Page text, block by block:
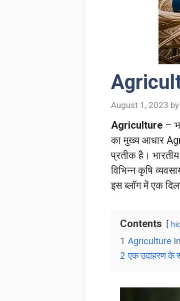
August 1, 2023 by
Agriculture –
का मुख्य आधार
प्रतीक है।
विभिन्न कृषि
इस ब्लॉग में एक
Contents
1 Agriculture
2 एक उदाहरण के